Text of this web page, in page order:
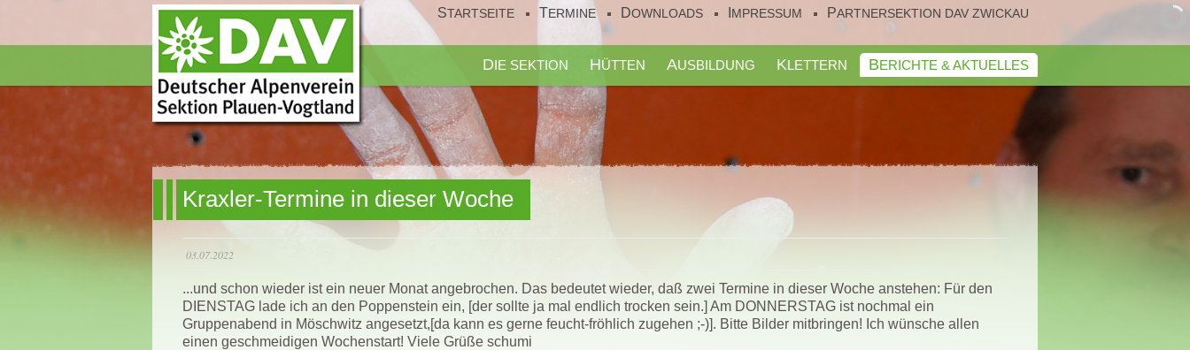
STARTSEITE TERMINE DOWNLOADS IMPRESSUM PARTNERSEKTION DAV ZWICKAU
DIE SEKTION HÜTTEN AUSBILDUNG KLETTERN BERICHTE & AKTUELLES
Kraxler-Termine in dieser Woche
03.07.2022
...und schon wieder ist ein neuer Monat angebrochen. Das bedeutet wieder, daß zwei Termine in dieser Woche anstehen: Für den
DIENSTAG lade ich an den Poppenstein ein, [der sollte ja mal endlich trocken sein.] Am DONNERSTAG ist nochmal ein
Gruppenabend in Möschwitz angesetzt,[da kann es gerne feucht-fröhlich zugehen ;-)]. Bitte Bilder mitbringen! Ich wünsche allen
einen geschmeidigen Wochenstart! Viele Grüße schumi